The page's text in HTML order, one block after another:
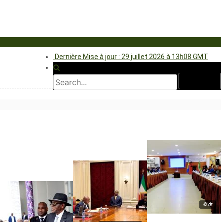
Dernière Mise à jour : 29 juillet 2026 à 13h08 GMT
© dr